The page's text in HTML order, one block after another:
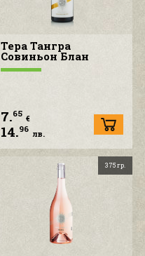
Тера Тангра
Совиньон Блан
7.65 €
14.96 лв.
375 гр.